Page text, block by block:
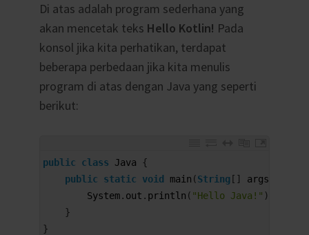
Di atas adalah program sederhana yang
akan mencetak teks Hello Kotlin! Pada
konsol jika kita perhatikan, terdapat
beberapa perbedaan jika kita menulis
program di atas dengan Java yang seperti
berikut:
public class Java
{
public
static void main (String[ ] args
System. out . println ( "Hello Java!" )
}
}